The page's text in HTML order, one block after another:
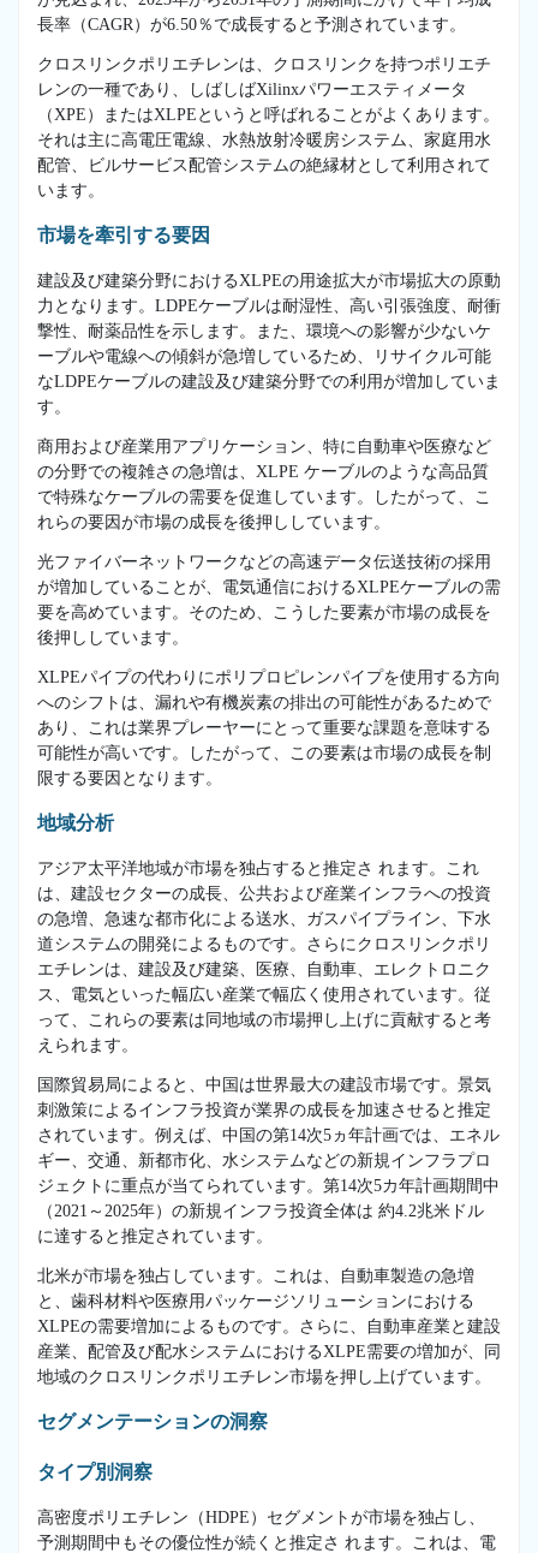
長率（CAGR）が6.50％で成長すると予測されています。
クロスリンクポリエチレンは、クロスリンクを持つポリエチ
レンの一種であり、しばしばXilinxパワーエスティメータ
（XPE）またはXLPEというと呼ばれることがよくあります。
それは主に高電圧電線、水熱放射冷暖房システム、家庭用水
配管、ビルサービス配管システムの絶縁材として利用されて
います。
市場を牽引する要因
建設及び建築分野におけるXLPEの用途拡大が市場拡大の原動
力となります。LDPEケーブルは耐湿性、高い引張強度、耐衝
撃性、耐薬品性を示します。また、環境への影響が少ないケ
ーブルや電線への傾斜が急増しているため、リサイクル可能
なLDPEケーブルの建設及び建築分野での利用が増加していま
す。
商用および産業用アプリケーション、特に自動車や医療など
の分野での複雑さの急増は、XLPE ケーブルのような高品質
で特殊なケーブルの需要を促進しています。したがって、こ
れらの要因が市場の成長を後押ししています。
光ファイバーネットワークなどの高速データ伝送技術の採用
が増加していることが、電気通信におけるXLPEケーブルの需
要を高めています。そのため、こうした要素が市場の成長を
後押ししています。
XLPEパイプの代わりにポリプロピレンパイプを使用する方向
へのシフトは、漏れや有機炭素の排出の可能性があるためで
あり、これは業界プレーヤーにとって重要な課題を意味する
可能性が高いです。したがって、この要素は市場の成長を制
限する要因となります。
地域分析
アジア太平洋地域が市場を独占すると推定さ れます。これ
は、建設セクターの成長、公共および産業インフラへの投資
の急増、急速な都市化による送水、ガスパイプライン、下水
道システムの開発によるものです。さらにクロスリンクポリ
エチレンは、建設及び建築、医療、自動車、エレクトロニク
ス、電気といった幅広い産業で幅広く使用されています。従
って、これらの要素は同地域の市場押し上げに貢献すると考
えられます。
国際貿易局によると、中国は世界最大の建設市場です。景気
刺激策によるインフラ投資が業界の成長を加速させると推定
されています。例えば、中国の第14次5ヵ年計画では、エネル
ギー、交通、新都市化、水システムなどの新規インフラプロ
ジェクトに重点が当てられています。第14次5カ年計画期間中
（2021～2025年）の新規インフラ投資全体は 約4.2兆米ドル
に達すると推定されています。
北米が市場を独占しています。これは、自動車製造の急増
と、歯科材料や医療用パッケージソリューションにおける
XLPEの需要増加によるものです。さらに、自動車産業と建設
産業、配管及び配水システムにおけるXLPE需要の増加が、同
地域のクロスリンクポリエチレン市場を押し上げています。
セグメンテーションの洞察
タイプ別洞察
高密度ポリエチレン（HDPE）セグメントが市場を独占し、
予測期間中もその優位性が続くと推定さ れます。これは、電